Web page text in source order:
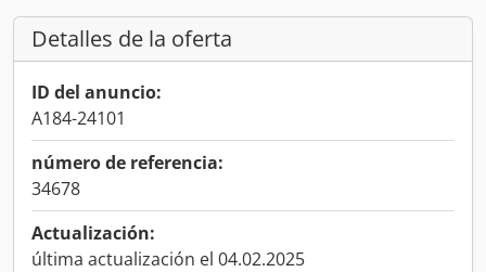
Detalles de la oferta
ID del anuncio:
A184-24101
número de referencia:
34678
Actualización:
última actualización el 04.02.2025